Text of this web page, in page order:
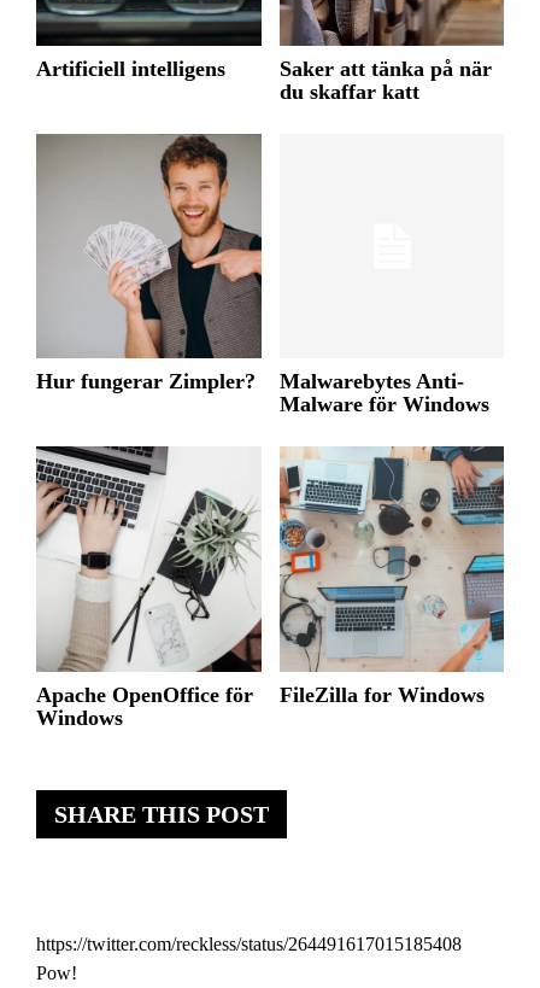
SHARE THIS POST
https://twitter.com/reckless/status/264491617015185408
Pow!
Artificiell intelligens
Saker att tänka på när
du skaffar katt
Hur fungerar Zimpler?
Malwarebytes Anti-
Malware för Windows
Apache OpenOffice för
Windows
FileZilla for Windows